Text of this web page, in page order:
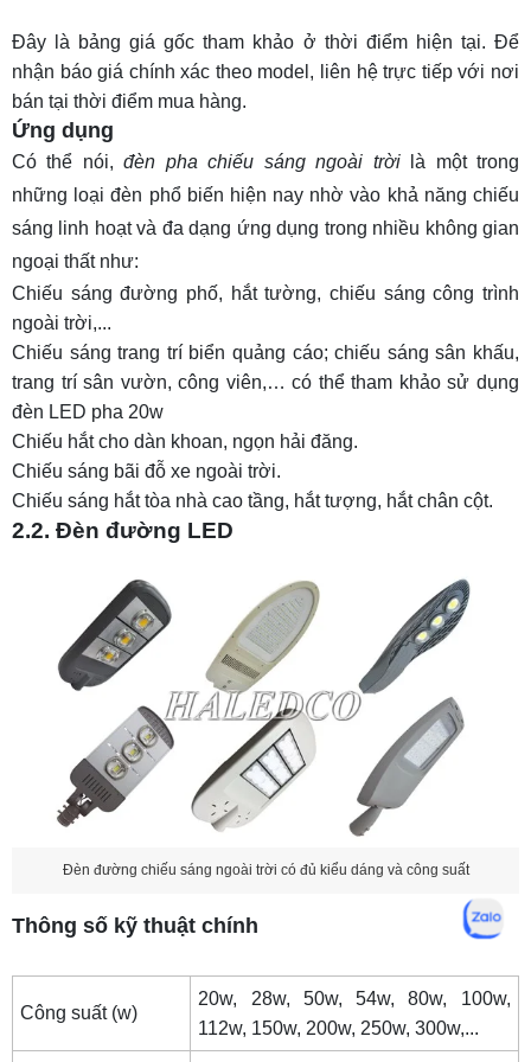
Đây là bảng giá gốc tham khảo ở thời điểm hiện tại. Để
nhận báo giá chính xác theo model, liên hệ trực tiếp với nơi
bán tại thời điểm mua hàng.
Ứng dụng
Có thể nói,đèn pha chiếu sáng ngoài trời
là một trong
những loại đèn phổ biến hiện nay nhờ vào khả năng chiếu
sáng linh hoạt và đa dạng ứng dụng trong nhiều không gian
ngoại thất như:
Chiếu sáng đường phố, hắt tường, chiếu sáng công trình
ngoài trời,...
Chiếu sáng trang trí biển quảng cáo; chiếu sáng sân khấu,
trang trí sân vườn, công viên,… có thể tham khảo sử dụng
đèn LED pha 20w
Chiếu hắt cho dàn khoan, ngọn hải đăng.
Chiếu sáng bãi đỗ xe ngoài trời.
Chiếu sáng hắt tòa nhà cao tầng, hắt tượng, hắt chân cột.
2.2. Đèn đường LED
Đèn đường chiếu sáng ngoài trời có đủ kiểu dáng và công suất
Thông số kỹ thuật chính
Công suất (w)
20w, 28w, 50w, 54w, 80w, 100w,
112w, 150w, 200w, 250w, 300w,...